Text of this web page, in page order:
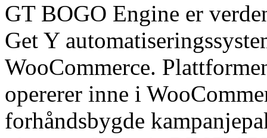
GT BOGO Engine er
Get Y
WooCommerce.
opererer inne i
forhåndsbygde